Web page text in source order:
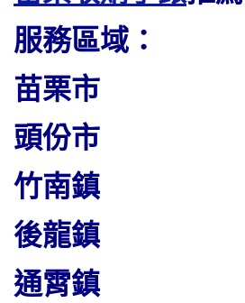
服務區域：
苗栗市
頭份市
竹南鎮
後龍鎮
通霄鎮